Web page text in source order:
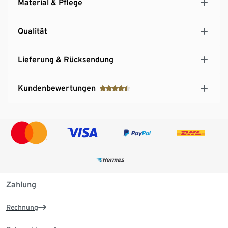
Material & Pflege
Qualität
Lieferung & Rücksendung
Kundenbewertungen
Zahlung
Rechnung